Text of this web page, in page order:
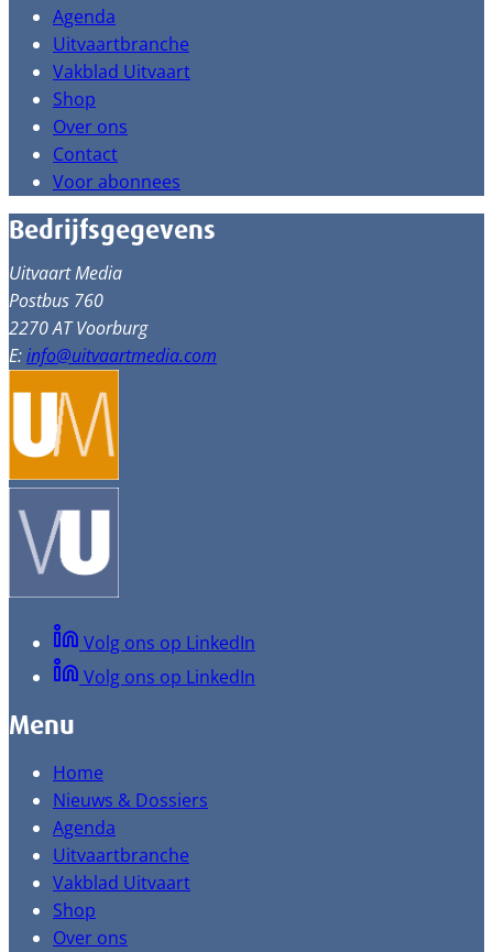
Agenda
Uitvaartbranche
Vakblad Uitvaart
Shop
Over ons
Contact
Voor abonnees
Bedrijfsgegevens
Uitvaart Media
Postbus 760
2270 AT Voorburg
E:info@uitvaartmedia.com
Volg ons op LinkedIn
Volg ons op LinkedIn
Menu
Home
Nieuws & Dossiers
Agenda
Uitvaartbranche
Vakblad Uitvaart
Shop
Over ons